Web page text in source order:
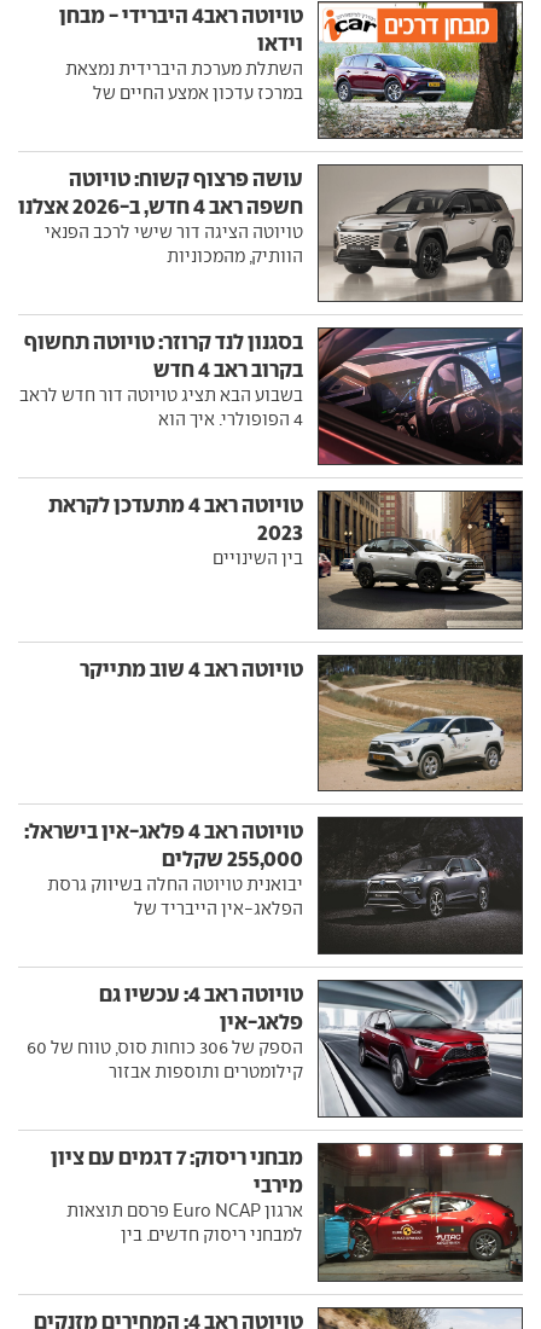
טויוטה ראב4 היברידי - מבחן
וידאו
השתלת מערכת היברידית נמצאת
במרכז עדכון אמצע החיים של
עושה פרצוף קשוח: טויוטה
חשפה ראב 4 חדש, ב-2026 אצלנו
טויוטה הציגה דור שישי לרכב הפנאי
הוותיק, מהמכוניות
בסגנון לנד קרוזר: טויוטה תחשוף
בקרוב ראב 4 חדש
בשבוע הבא תציג טויוטה דור חדש לראב
4 הפופולרי. איך הוא
טויוטה ראב 4 מתעדכן לקראת
2023
בין השינויים
טויוטה ראב 4 שוב מתייקר
טויוטה ראב 4 פלאג-אין בישראל:
255,000 שקלים
יבואנית טויוטה החלה בשיווק גרסת
הפלאג-אין הייבריד של
טויוטה ראב 4: עכשיו גם
פלאג-אין
הספק של 306 כוחות סוס, טווח של 60
קילומטרים ותוספות אבזור
מבחני ריסוק: 7 דגמים עם ציון
מירבי
ארגון Euro NCAP פרסם תוצאות
למבחני ריסוק חדשים. בין
טויוטה ראב 4: המחירים מזנקים